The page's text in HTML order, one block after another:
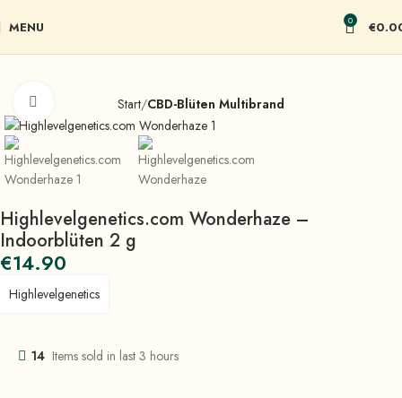
MENU 0 €
Start CBD-Blüten Multibrand
Click to enlarge
Highlevelgenetics.com Wonderhaze –
Indoorblüten 2 g
€14.90
Highlevelgenetics
14 Items sold in last 3 hours